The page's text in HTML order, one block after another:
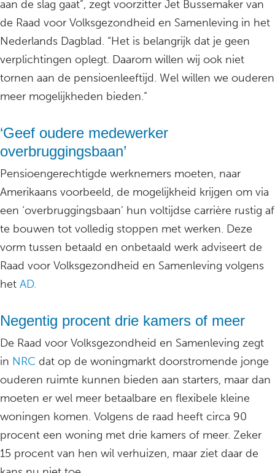
aan de slag gaat”, zegt voorzitter Jet Bussemaker van
de Raad voor Volksgezondheid en Samenleving in het
Nederlands Dagblad. “Het is belangrijk dat je geen
verplichtingen oplegt. Daarom willen wij ook niet
tornen aan de pensioenleeftijd. Wel willen we ouderen
meer mogelijkheden bieden.”
‘Geef oudere medewerker
overbruggingsbaan’
Pensioengerechtigde werknemers moeten, naar
Amerikaans voorbeeld, de mogelijkheid krijgen om via
een ‘overbruggingsbaan’ hun voltijdse carrière rustig af
te bouwen tot volledig stoppen met werken. Deze
vorm tussen betaald en onbetaald werk adviseert de
Raad voor Volksgezondheid en Samenleving volgens
het AD.
Negentig procent drie kamers of meer
De Raad voor Volksgezondheid en Samenleving zegt
in NRC dat op de woningmarkt doorstromende jonge
ouderen ruimte kunnen bieden aan starters, maar dan
moeten er wel meer betaalbare en flexibele kleine
woningen komen. Volgens de raad heeft circa 90
procent een woning met drie kamers of meer. Zeker
15 procent van hen wil verhuizen, maar ziet daar de